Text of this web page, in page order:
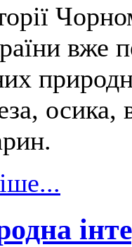
вже
осика,